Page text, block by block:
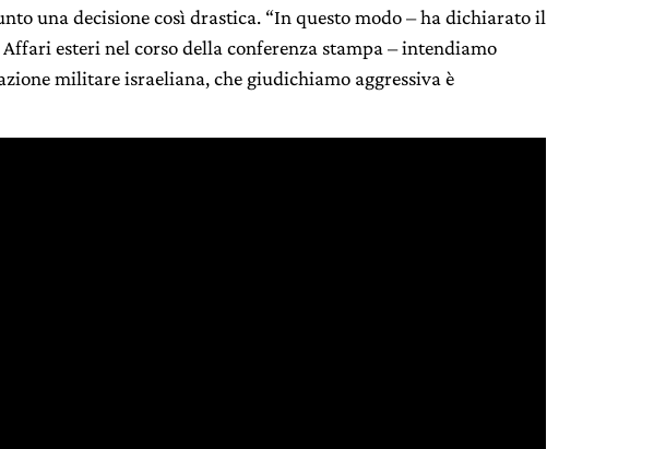
una decisione così drastica. “In questo modo – ha dichiarato il
esteri nel corso della conferenza stampa – intendiamo
militare israeliana, che giudichiamo aggressiva è